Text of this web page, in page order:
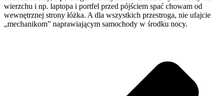
wierzchu i np. laptopa i portfel przed pójściem spać chowam od
wewnętrznej strony łóżka. A dla wszystkich przestroga, nie ufajcie
„mechanikom” naprawiającym samochody w środku nocy.